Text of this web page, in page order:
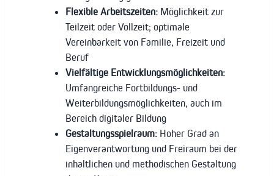
Flexible Arbeitszeiten: Möglichkeit zur
Teilzeit oder Vollzeit; optimale
Vereinbarkeit von Familie, Freizeit und
Beruf
Vielfältige Entwicklungsmöglichkeiten:
Umfangreiche Fortbildungs- und
Weiterbildungsmöglichkeiten, auch im
Bereich digitaler Bildung
Gestaltungsspielraum: Hoher Grad an
Eigenverantwortung und Freiraum bei der
inhaltlichen und methodischen Gestaltung